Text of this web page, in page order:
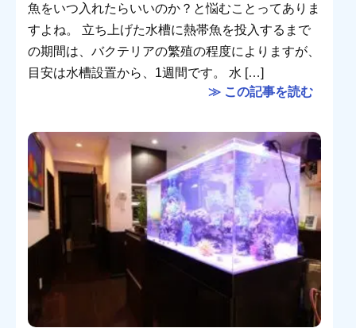
魚をいつ入れたらいいのか？と悩むことってありま
すよね。 立ち上げた水槽に熱帯魚を投入するまで
の期間は、バクテリアの繁殖の程度によりますが、
目安は水槽設置から、1週間です。 水 […]
≫ この記事を読む